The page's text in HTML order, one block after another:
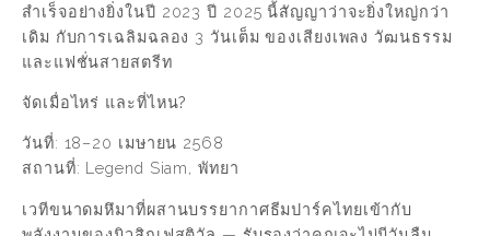
สำเร็จอย่างยิ่งในปี 2023 ปี 2025 นี้สัญญาว่าจะยิ่งใหญ่กว่า
เดิม กับการเฉลิมฉลอง 3 วันเต็ม ของเสียงเพลง วัฒนธรรม
และแฟชั่นสายสตรีท
จัดเมื่อไหร่ และที่ไหน?
วันที่: 18–20 เมษายน 2568
สถานที่: Legend Siam, พัทยา
เวทีขนาดมหึมาที่ผสานบรรยากาศธีมปาร์คไทยเข้ากับ